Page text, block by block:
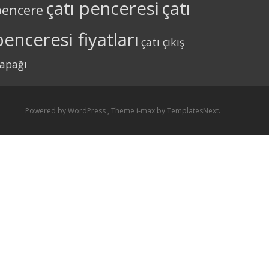
çatı penceresi çatı
fiyatları çatı çıkış
Powered by WordPress , Theme i-max by TemplatesNext.